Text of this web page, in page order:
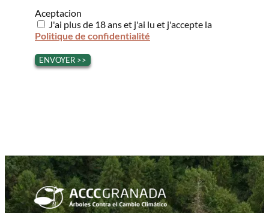
Aceptacion
J'ai plus de 18 ans et j'ai lu et j'accepte la
Politique de confidentialité
ENVOYER >>